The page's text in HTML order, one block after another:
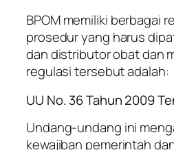
BPOM memiliki berbagai
prosedur yang harus
dan distributor obat dan
regulasi tersebut adalah:
UU No. 36 Tahun 2009
Undang-undang ini
kewajiban pemerintah